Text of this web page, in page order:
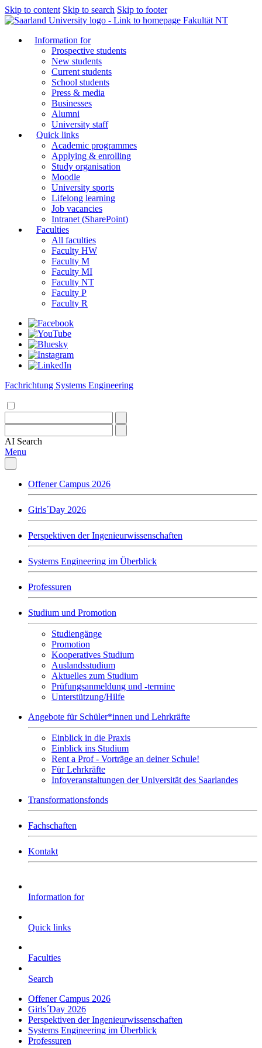
Skip to content Skip to search Skip to footer
Fakultät NT
Information for
Prospective students
New students
Current students
School students
Press & media
Businesses
Alumni
University staff
Quick links
Academic programmes
Applying & enrolling
Study organisation
Moodle
University sports
Lifelong learning
Job vacancies
Intranet (SharePoint)
Faculties
All faculties
Faculty HW
Faculty M
Faculty MI
Faculty NT
Faculty P
Faculty R
Fachrichtung Systems Engineering
AI Search
Menu
Offener Campus 2026
Girls´Day 2026
Perspektiven der Ingenieurwissenschaften
Systems Engineering im Überblick
Professuren
Studium und Promotion
Studiengänge
Promotion
Kooperatives Studium
Auslandsstudium
Aktuelles zum Studium
Prüfungsanmeldung und -termine
Unterstützung/Hilfe
Angebote für Schüler*innen und Lehrkräfte
Einblick in die Praxis
Einblick ins Studium
Rent a Prof - Vorträge an deiner Schule!
Für Lehrkräfte
Infoveranstaltungen der Universität des Saarlandes
Transformationsfonds
Fachschaften
Kontakt
Information for
Quick links
Faculties
Search
Offener Campus 2026
Girls´Day 2026
Perspektiven der Ingenieurwissenschaften
Systems Engineering im Überblick
Professuren